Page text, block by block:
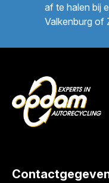
af te halen bij
Valkenburg of